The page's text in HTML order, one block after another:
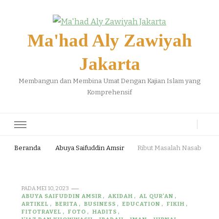
Ma'had Aly Zawiyah
Jakarta
Membangun dan Membina Umat Dengan Kajian Islam yang
Komprehensif
Beranda Abuya Saifuddin Amsir Ribut Masalah Nasab
PADAMEI 10, 2023
ABUYA SAIFUDDIN AMSIR
AKIDAH
AL QUR'AN
ARTIKEL
BERITA BUSINESS EDUCATION
FIKIH
FITOTRAVEL
FOTO
HADITS